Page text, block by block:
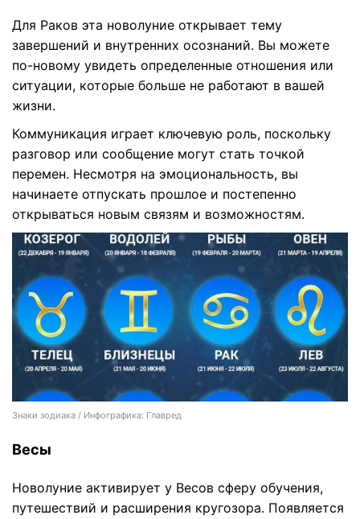
Для Раков эта новолуние открывает тему
завершений и внутренних осознаний. Вы можете
по-новому увидеть определенные отношения или
ситуации, которые больше не работают в вашей
жизни.
Коммуникация играет ключевую роль, поскольку
разговор или сообщение могут стать точкой
перемен. Несмотря на эмоциональность, вы
начинаете отпускать прошлое и постепенно
открываться новым связям и возможностям.
Знаки зодиака / Инфографика: Главред
Весы
Новолуние активирует у Весов сферу обучения,
путешествий и расширения кругозора. Появляется